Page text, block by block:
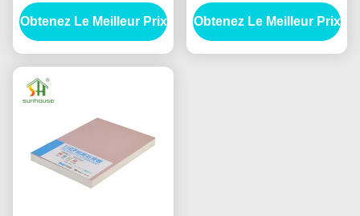
bord conique par bord
carré
Obtenez Le Meilleur Prix
bureaux
Obtenez Le Meilleur Prix